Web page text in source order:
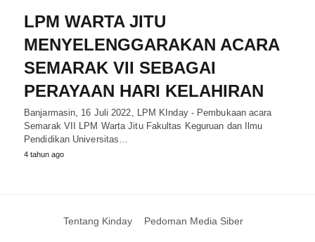
LPM WARTA JITU
MENYELENGGARAKAN ACARA
SEMARAK VII SEBAGAI
PERAYAAN HARI KELAHIRAN
Banjarmasin, 16 Juli 2022, LPM KInday - Pembukaan acara
Semarak VII LPM Warta Jitu Fakultas Keguruan dan Ilmu
Pendidikan Universitas…
4 tahun ago
Tentang Kinday Pedoman Media Siber